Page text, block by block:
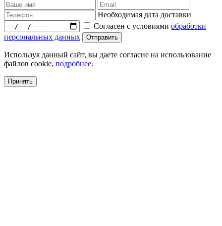
Необходимая дата доставки
Согласен с условиями обработки
персональных данных
Используя данный сайт, вы даете согласие на использование
файлов cookie, подробнее.
Принять